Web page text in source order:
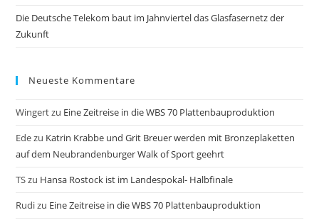
Die Deutsche Telekom baut im Jahnviertel das Glasfasernetz der
Zukunft
Neueste Kommentare
Wingertzu Eine Zeitreise in die WBS 70 Plattenbauproduktion
Edezu Katrin Krabbe und Grit Breuer werden mit Bronzeplaketten
auf dem Neubrandenburger Walk of Sport geehrt
TSzu Hansa Rostock ist im Landespokal- Halbfinale
Rudizu Eine Zeitreise in die WBS 70 Plattenbauproduktion